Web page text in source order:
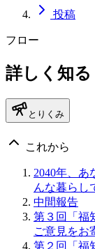
投稿
フロー
詳しく知る
とりくみ
これから
2040年、あ
んな暮らし
中間報告
第３回「福
ご意見をお
第２回「福